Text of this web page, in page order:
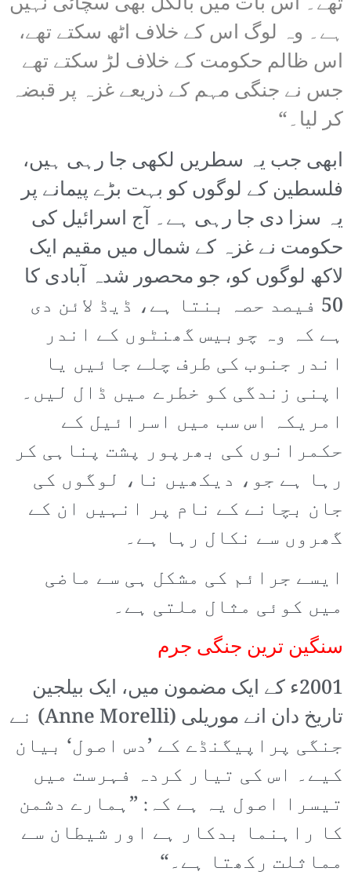
ہے۔ وہ لوگ اس کے خلاف اٹھ سکتے تھے،
اس ظالم حکومت کے خلاف لڑ سکتے تھے
جس نے جنگی مہم کے ذریعے غزہ پر قبضہ
کر لیا۔“
ابھی جب یہ سطریں لکھی جا رہی ہیں،
فلسطین کے لوگوں کو بہت بڑے پیمانے پر
یہ سزا دی جا رہی ہے۔ آج اسرائیل کی
حکومت نے غزہ کے شمال میں مقیم ایک
لاکھ لوگوں کو، جو محصور شدہ آبادی کا
50 فیصد حصہ بنتا ہے، ڈیڈ لائن دی
ہے کہ وہ چوبیس گھنٹوں کے اندر
اندر جنوب کی طرف چلے جائیں یا
اپنی زندگی کو خطرے میں ڈال لیں۔
امریکہ اس سب میں اسرائیل کے
حکمرانوں کی بھرپور پشت پناہی کر
رہا ہے جو، دیکھیں نا، لوگوں کی
جان بچانے کے نام پر انہیں ان کے
گھروں سے نکال رہا ہے۔
ایسے جرائم کی مشکل ہی سے ماضی
میں کوئی مثال ملتی ہے۔
سنگین ترین جنگی جرم
2001ء کے ایک مضمون میں، ایک بیلجین
تاریخ دان انے موریلی (Anne Morelli) نے
جنگی پراپیگنڈے کے ’دس اصول‘ بیان
کیے۔ اس کی تیار کردہ فہرست میں
تیسرا اصول یہ ہے کہ: ”ہمارے دشمن
کا راہنما بدکار ہے اور شیطان سے
مماثلت رکھتا ہے۔“